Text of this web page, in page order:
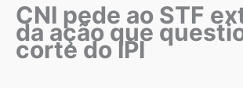
CNI pede ao STF
da ação que
corte do IPI